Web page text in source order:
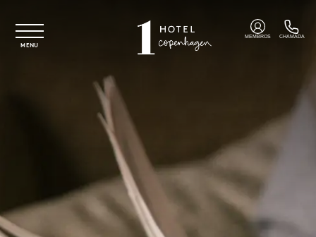
MENU
MEMBROS CHAMADA